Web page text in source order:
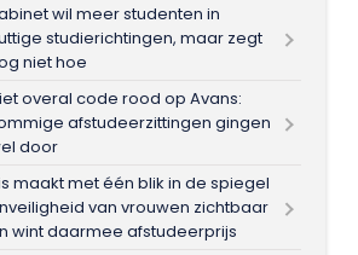
wil meer studenten in
studierichtingen, maar zegt
niet hoe
overal code rood op Avans:
afstudeerzittingen gingen
door
maakt met één blik in de spiegel
van vrouwen zichtbaar
wint daarmee afstudeerprijs